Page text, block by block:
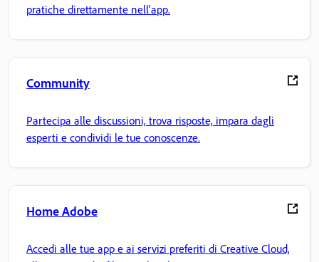
pratiche direttamente nell'app.
Community
Partecipa alle discussioni, trova risposte, impara dagli
esperti e condividi le tue conoscenze.
Home Adobe
Accedi alle tue app e ai servizi preferiti di Creative Cloud,